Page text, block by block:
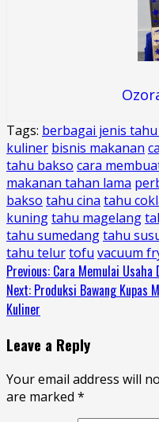
Tags: berbagai jenis
kuliner bisnis makanan
tahu bakso cara
makanan tahan lama
bakso tahu cina tahu
kuningtahu magelang
tahu sumedangtahu
tahu telurtofu vacuum
Continue
Reading
Previous: Cara Memulai
Next: Produksi Bawang Kupas
Kuliner
Leave a Reply
Your email address will
are marked *